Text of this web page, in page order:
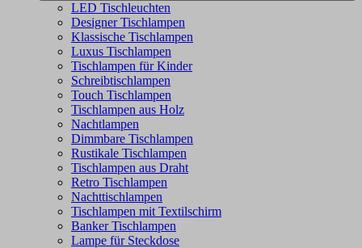
LED Tischleuchten
Designer Tischlampen
Klassische Tischlampen
Luxus Tischlampen
Tischlampen für Kinder
Schreibtischlampen
Touch Tischlampen
Tischlampen aus Holz
Nachtlampen
Dimmbare Tischlampen
Rustikale Tischlampen
Tischlampen aus Draht
Retro Tischlampen
Nachttischlampen
Tischlampen mit Textilschirm
Banker Tischlampen
Lampe für Steckdose